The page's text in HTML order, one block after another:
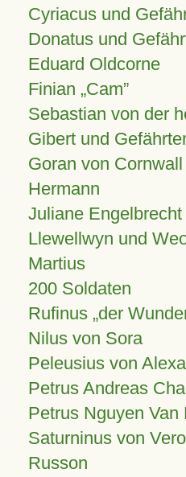
Cyriacus und
Donatus und
Eduard Oldcorne
Finian Cam
Sebastian von der
Gibert und
Goran von Cornwall
Hermann
Juliane Engelbrecht
Llewellwyn und
Martius
200 Soldaten
Rufinus „der
Nilus von Sora
Peleusius von
Petrus Andreas
Petrus Nguyen Van
Saturninus von
Russon